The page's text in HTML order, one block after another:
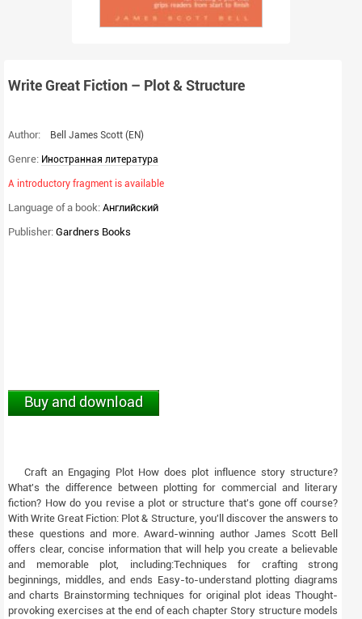
Write Great Fiction – Plot & Structure
Author: Bell James Scott (EN)
Genre: Иностранная литература
A introductory fragment is available
Language of a book: Английский
Publisher: Gardners Books
Buy and download
Craft an Engaging Plot How does plot influence story structure?
What's the difference between plotting for commercial and literary
fiction? How do you revise a plot or structure that's gone off course?
With Write Great Fiction: Plot & Structure, you'll discover the answers to
these questions and more. Award-winning author James Scott Bell
offers clear, concise information that will help you create a believable
and memorable plot, including:Techniques for crafting strong
beginnings, middles, and ends Easy-to-understand plotting diagrams
and charts Brainstorming techniques for original plot ideas Thought-
provoking exercises at the end of each chapter Story structure models